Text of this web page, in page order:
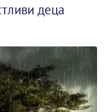
деца